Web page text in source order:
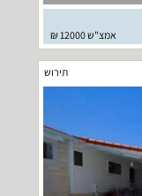
אמצ"ש 12000 ₪
תירוש